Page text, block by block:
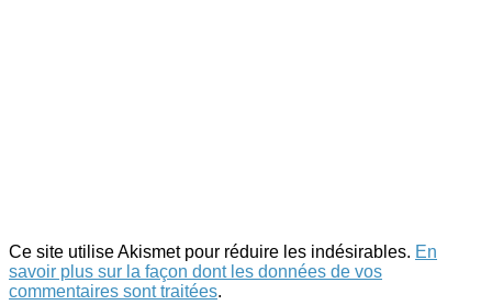
Ce site utilise Akismet pour réduire les indésirables. En
savoir plus sur la façon dont les données de vos
commentaires sont traitées.